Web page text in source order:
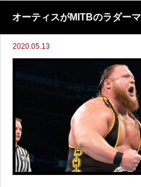
オーティスがMITBのラダー
2020.05.13